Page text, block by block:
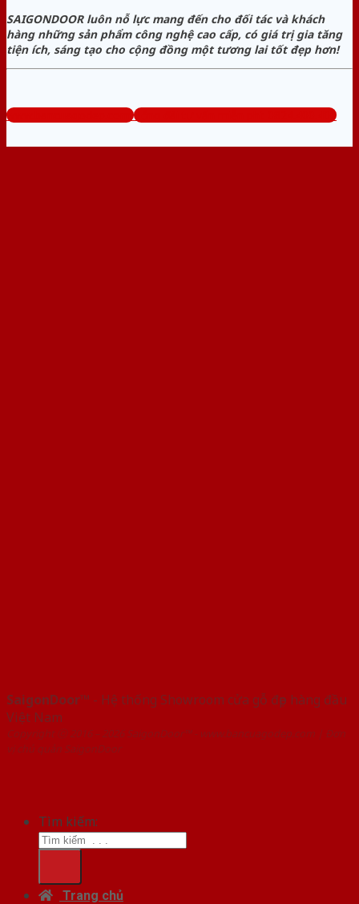
SAIGONDOOR luôn nỗ lực mang đến cho đối tác và khách
hàng những sản phẩm công nghệ cao cấp, có giá trị gia tăng
tiện ích, sáng tạo cho cộng đồng một tương lai tốt đẹp hơn!
www.bancuagodep.com Tổng đài tư vấn miễn phí: 0824.400.400
SaigonDoor™ - Hệ thống Showroom cửa gỗ đẹp hàng đầu
Việt Nam
Copyright ⓒ 2016 – 2026 SaigonDoor™ - www.bancuagodep.com | Đơn
vị chủ quản SaigonDoor
Tìm kiếm:
Trang chủ